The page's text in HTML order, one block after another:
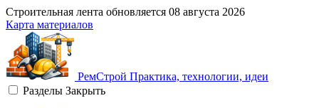
Строительная лента обновляется 08 августа 2026
Карта материалов
РемСтрой Практика, технологии, идеи
Разделы Закрыть